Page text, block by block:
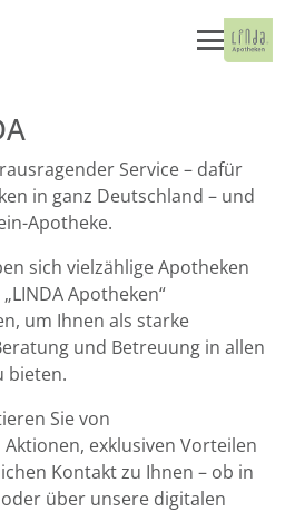
Service – dafür
in ganz Deutschland – und
Apotheke.
sich vielzählige Apotheken
Apotheken“
um Ihnen als starke
und Betreuung in allen
bieten.
Sie von
exklusiven Vorteilen
Kontakt zu Ihnen – ob in
über unsere digitalen